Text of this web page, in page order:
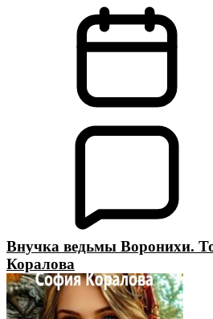
Внучка ведьмы Воронихи.
Коралова